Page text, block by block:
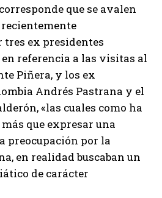
que se avalen
ex presidentes
referencia a las visitas al
Piñera, y los ex
Andrés Pastrana y el
«las cuales como ha
que expresar una
preocupación por la
en realidad buscaban un
de carácter